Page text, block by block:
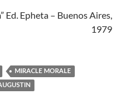
Ed. Epheta – Buenos Aires,
1979
MIRACLE MORALE